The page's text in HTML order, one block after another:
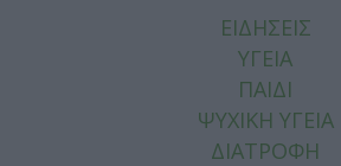
ΕΙΔΗΣΕΙΣ
ΥΓΕΙΑ
ΠΑΙΔΙ
ΨΥΧΙΚΗ ΥΓΕΙΑ
ΔΙΑΤΡΟΦΗ